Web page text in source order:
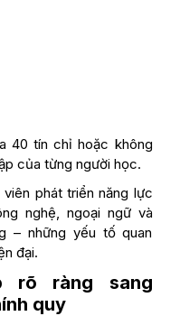
40 tín chỉ hoặc không
của từng người học.
phát triển năng lực
nghệ, ngoại ngữ và
– những yếu tố quan
đại.
rõ ràng sang
quy